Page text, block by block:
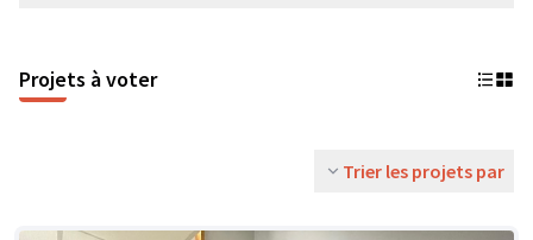
Projets à voter
Trier les projets par